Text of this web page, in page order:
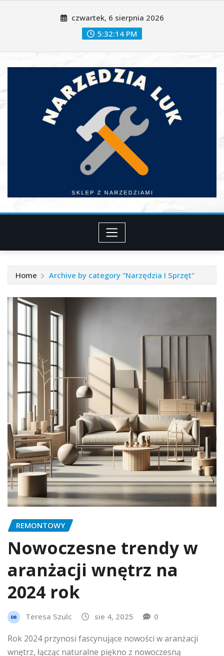
czwartek, 6 sierpnia 2026
5:32:16 PM
Home Archive by category "Narzędzia I Sprzęt"
REMONTOWY
Nowoczesne trendy w
aranżacji wnętrz na
2024 rok
Teresa Szulc sie 4, 2025 0
Rok 2024 przynosi fascynujące nowości w aranżacji
wnętrz, łącząc naturalne piękno z nowoczesną